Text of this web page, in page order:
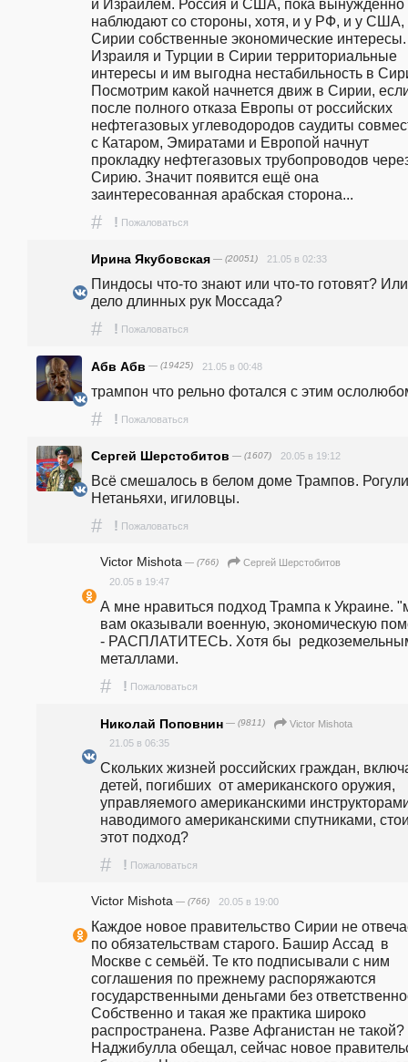
и Израилем. Россия и США, пока вынужденно
наблюдают со стороны, хотя, и у РФ, и у США,
Сирии собственные экономические
Израиля и Турции в Сирии территориальные
интересы и им выгодна нестабильность в
Посмотрим какой начнется движ в Сирии,
после полного отказа Европы от российских
нефтегазовых углеводородов саудиты
с Катаром, Эмиратами и Европой начнут
прокладку нефтегазовых трубопроводов
Сирию. Значит появится ещё она
заинтересованная арабская сторона...
# ! Пожаловаться
Ирина Якубовская — (20051) 21.05 в 02:33
Пиндосы что-то знают или что-то готовят?
дело длинных рук Моссада?
# ! Пожаловаться
Абв Абв — (19425) 21.05 в 00:48
трампон что рельно фотался с этим
# ! Пожаловаться
Сергей Шерстобитов — (1607) 20.05 в 19:12
Всё смешалось в белом доме Трампов.
Нетаньяхи, игиловцы.
# ! Пожаловаться
Victor Mishota — (766)
Сергей Шерстобитов
20.05 в 19:47
А мне нравиться подход Трампа к Украине.
вам оказывали военную, экономическую
- РАСПЛАТИТЕСЬ. Хотя бы
металлами.
# ! Пожаловаться
Николай Поповнин — (9811)
Victor Mishota
21.05 в 06:35
Скольких жизней российских граждан,
детей, погибших  от американского оружия,
управляемого американскими
наводимого американскими спутниками,
этот подход?
# ! Пожаловаться
Victor Mishota — (766) 20.05 в 19:00
Каждое новое правительство Сирии не
по обязательствам старого. Башир Ассад  в
Москве с семьёй. Те кто подписывали с ним
соглашения по прежнему распоряжаются
государственными деньгами без
Собственно и такая же практика широко
распространена. Разве Афганистан не такой?
Наджибулла обещал, сейчас новое